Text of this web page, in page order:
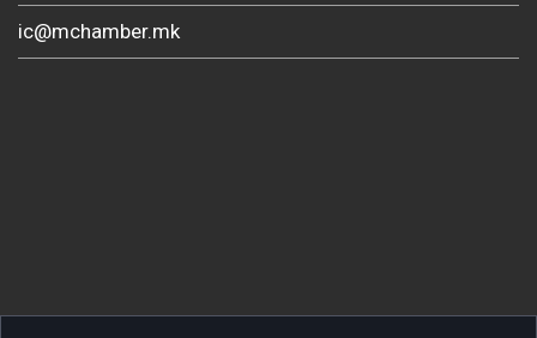
ic@mchamber.mk